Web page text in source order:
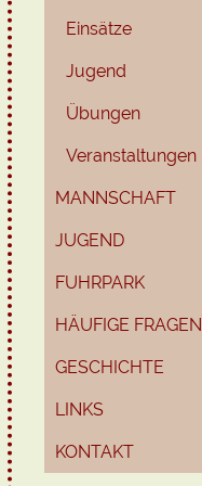
Einsätze
Jugend
Übungen
Veranstaltungen
MANNSCHAFT
JUGEND
FUHRPARK
HÄUFIGE FRAGEN
GESCHICHTE
LINKS
KONTAKT